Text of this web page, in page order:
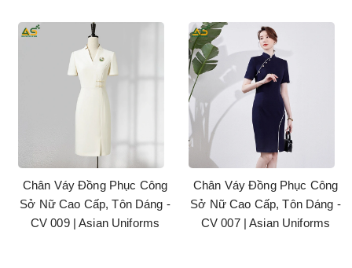
Chân Váy Đồng Phục Công
Sở Nữ Cao Cấp, Tôn Dáng -
CV 009 | Asian Uniforms
Chân Váy Đồng Phục Công
Sở Nữ Cao Cấp, Tôn Dáng -
CV 007 | Asian Uniforms